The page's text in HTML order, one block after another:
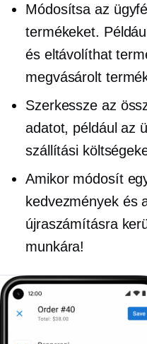
Módosítsa az
termékeket.
és eltávolíthat
megvásárolt
Szerkessze az
adatot, például az
szállítási
Amikor módosít
kedvezmények és
újraszámításra
munkára!